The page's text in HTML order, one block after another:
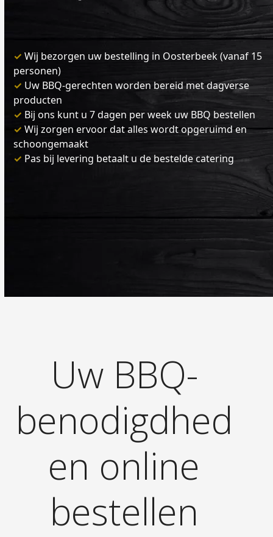
✓ Wij bezorgen uw bestelling in Oosterbeek (vanaf 15
personen)
✓ Uw BBQ-gerechten worden bereid met dagverse
producten
✓ Bij ons kunt u 7 dagen per week uw BBQ bestellen
✓ Wij zorgen ervoor dat alles wordt opgeruimd en
schoongemaakt
✓ Pas bij levering betaalt u de bestelde catering
Uw BBQ-
benodigdhed
en online
bestellen